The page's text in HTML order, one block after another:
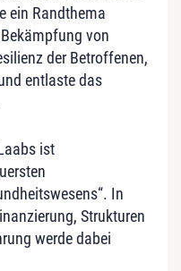
ein Randthema
von
der Betroffenen,
entlaste das
ist
In
Strukturen
werde dabei